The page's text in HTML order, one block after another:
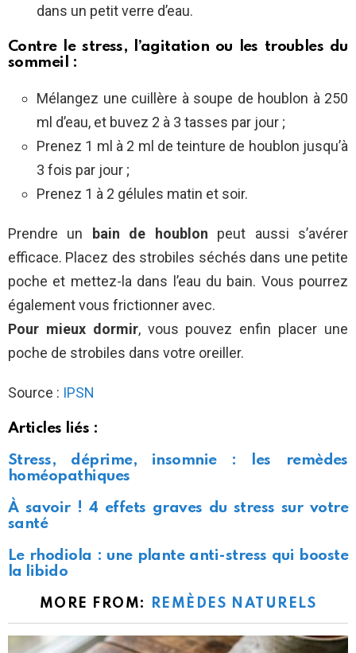
dans un petit verre d’eau.
Contre le stress, l’agitation ou les troubles du
sommeil :
Mélangez une cuillère à soupe de houblon à 250
ml d’eau, et buvez 2 à 3 tasses par jour ;
Prenez 1 ml à 2 ml de teinture de houblon jusqu’à
3 fois par jour ;
Prenez 1 à 2 gélules matin et soir.
Prendre un bain de houblon peut aussi s’avérer
efficace. Placez des strobiles séchés dans une petite
poche et mettez-la dans l’eau du bain. Vous pourrez
également vous frictionner avec.
Pour mieux dormir, vous pouvez enfin placer une
poche de strobiles dans votre oreiller.
Source : IPSN
Articles liés :
Stress, déprime, insomnie : les remèdes
homéopathiques
À savoir ! 4 effets graves du stress sur votre
santé
Le rhodiola : une plante anti-stress qui booste
la libido
MORE FROM: REMÈDES NATURELS